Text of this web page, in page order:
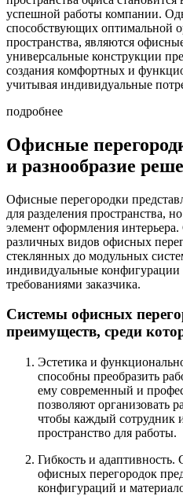
успешной работы компании.
способствующих оптимальной
пространства, являются
универсальные конструкции
создания комфортных и
учитывая индивидуальные
подробнее
Офисные
и разнообразие
Офисные перегородки
для разделения пространства,
элемент оформления
различных видов офисных
стеклянных до модульных
индивидуальные конфигурации
требованиями заказчика.
Системы офисных
преимуществ, среди
Эстетика и
способны преобразить
ему современный и
позволяют организовать
чтобы каждый сотрудник
пространство для работы.
Гибкость и
офисных перегородок
конфигураций и